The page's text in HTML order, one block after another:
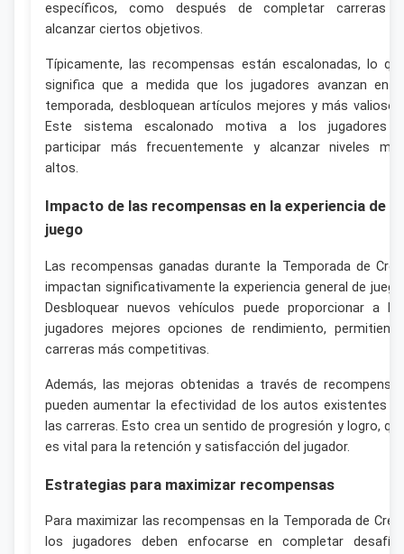
específicos, como después de completar carreras
alcanzar ciertos objetivos.
Típicamente, las recompensas están escalonadas, lo
significa que a medida que los jugadores avanzan en
temporada, desbloquean artículos mejores y más
Este sistema escalonado motiva a los jugadores
participar más frecuentemente y alcanzar niveles
altos.
Impacto de las recompensas en la experiencia de
juego
Las recompensas ganadas durante la Temporada de
impactan significativamente la experiencia general de
Desbloquear nuevos vehículos puede proporcionar a
jugadores mejores opciones de rendimiento,
carreras más competitivas.
Además, las mejoras obtenidas a través de
pueden aumentar la efectividad de los autos existentes
las carreras. Esto crea un sentido de progresión y logro,
es vital para la retención y satisfacción del jugador.
Estrategias para maximizar recompensas
Para maximizar las recompensas en la Temporada de
los jugadores deben enfocarse en completar